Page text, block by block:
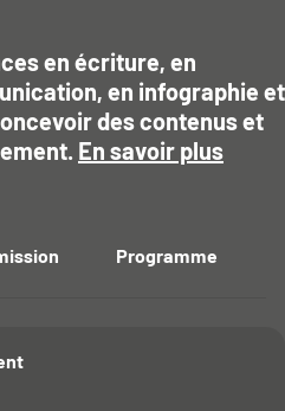
en écriture, en
en infographie et
des contenus et
En savoir plus
de la fiche
Programme